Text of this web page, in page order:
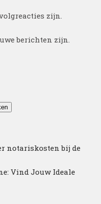
zijn.
berichten zijn.
notariskosten bij de
Vind Jouw Ideale